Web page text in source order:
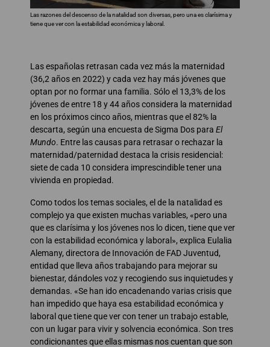
Las razones del descenso de la natalidad son diversas, pero una es clarísima y
tiene que ver con la estabilidad económica y laboral.
Las españolas retrasan cada vez más la maternidad
(36,2 años en 2022) y cada vez hay más jóvenes que
optan por no formar una familia. Sólo el 13,3% de los
jóvenes de entre 18 y 44 años considera la maternidad
en los próximos cinco años, mientras que el 82% la
descarta, según una encuesta de Sigma Dos para El
Mundo. Entre las causas para retrasar o rechazar la
maternidad/paternidad destaca la crisis residencial:
siete de cada 10 considera imprescindible tener una
vivienda en propiedad.
Como todos los temas sociales, el de la natalidad es
complejo ya que existen muchas variables, «pero una
que es clarísima y los jóvenes nos lo dicen, tiene que ver
con la estabilidad económica y laboral», explica Eulalia
Alemany, directora de Innovación de FAD Juventud,
entidad que lleva años trabajando para mejorar su
bienestar, dándoles voz y recogiendo sus inquietudes y
demandas. «Se han ido encadenando varias crisis que
han impedido que haya esa estabilidad económica y
laboral que tiene que ver con tener un trabajo estable,
con un lugar para vivir y solvencia económica. Son tres
condicionantes que ellas mismas nos cuentan que son